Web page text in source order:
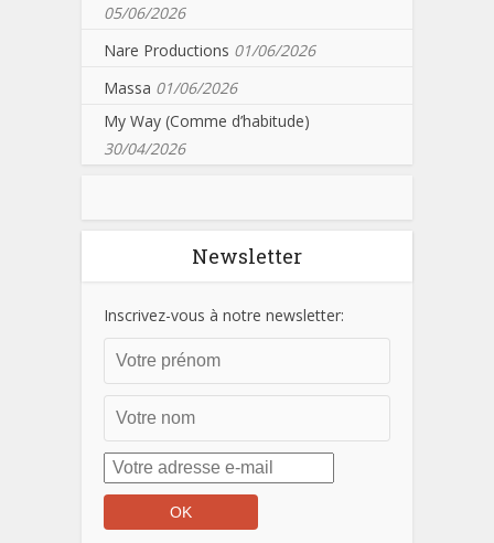
05/06/2026
Nare Productions 01/06/2026
Massa 01/06/2026
My Way (Comme d’habitude)
30/04/2026
Newsletter
Inscrivez-vous à notre newsletter: